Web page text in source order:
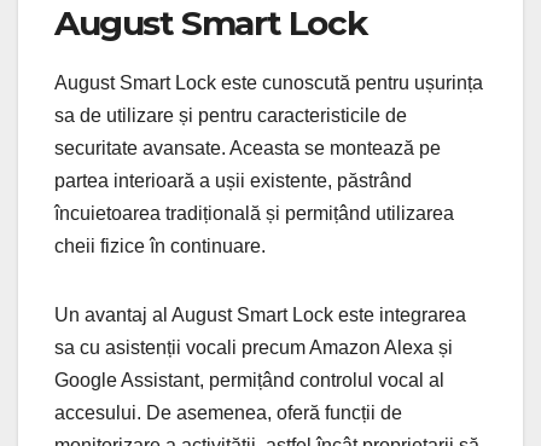
August Smart Lock
August Smart Lock este cunoscută pentru ușurința
sa de utilizare și pentru caracteristicile de
securitate avansate. Aceasta se montează pe
partea interioară a ușii existente, păstrând
încuietoarea tradițională și permițând utilizarea
cheii fizice în continuare.
Un avantaj al August Smart Lock este integrarea
sa cu asistenții vocali precum Amazon Alexa și
Google Assistant, permițând controlul vocal al
accesului. De asemenea, oferă funcții de